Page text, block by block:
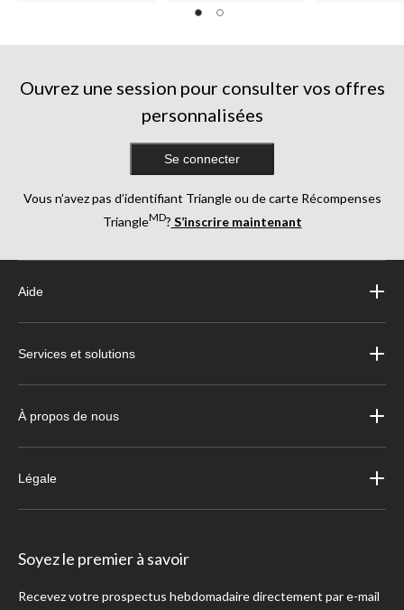
Ouvrez une session pour consulter vos offres
personnalisées
Se connecter
Vous n’avez pas d’identifiant Triangle ou de carte Récompenses
TriangleMD? S’inscrire maintenant
Aide
Services et solutions
À propos de nous
Légale
Soyez le premier à savoir
Recevez votre prospectus hebdomadaire directement par e-mail